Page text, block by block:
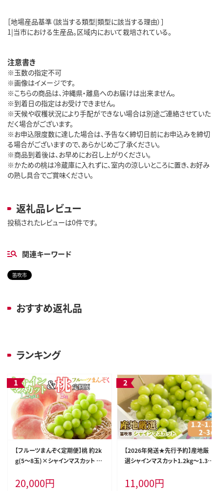
［地場産品基準（該当する類型|類型に該当する理由）］
1|当市における生産品。区域内において栽培されている。
注意書き
※玉数の指定不可
※画像はイメージです。
※こちらの商品は、沖縄県・離島へのお届けは出来ません。
※到着日の指定はお受けできません。
※天候や収穫状況により手配ができない場合は別途ご連絡させていた
だく場合がございます。
※お申込限度数に達した場合は、予告なく締切日前にお申込みを締切
る場合がございますので、あらかじめご了承ください。
※商品到着後は、お早めにお召し上がりください。
※かための桃は冷蔵庫に入れずに、室内の涼しいところに置き、お好み
の熟し具合でご賞味ください。
返礼品レビュー
投稿されたレビューは0件です。
関連キーワード
笛吹市
おすすめ返礼品
ランキング
【フルーツまんぞく定期便】桃 約2k
g(5～8玉)×シャインマスカット 1.
20,000円
【2026年発送★先行予約】産地厳
選シャインマスカット1.2kg～1.3k
可※ 106-003-26y
11,000円